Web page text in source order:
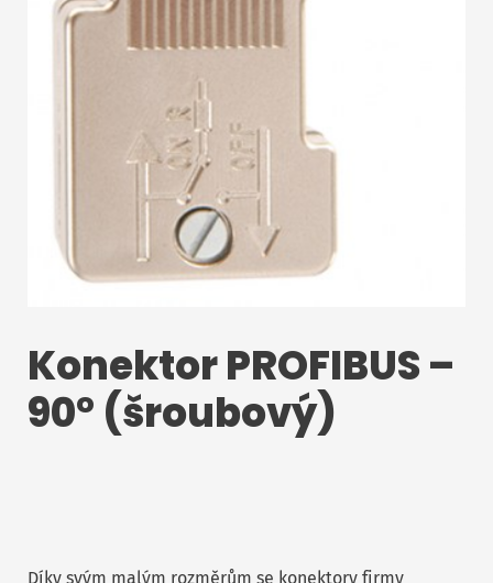
Konektor PROFIBUS –
90° (šroubový)
Díky svým malým rozměrům se konektory firmy